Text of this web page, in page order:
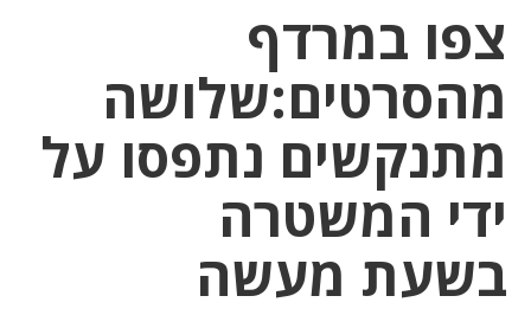
צפו במרדף
מהסרטים:שלושה
מתנקשים נתפסו על
ידי המשטרה
בשעת מעשה